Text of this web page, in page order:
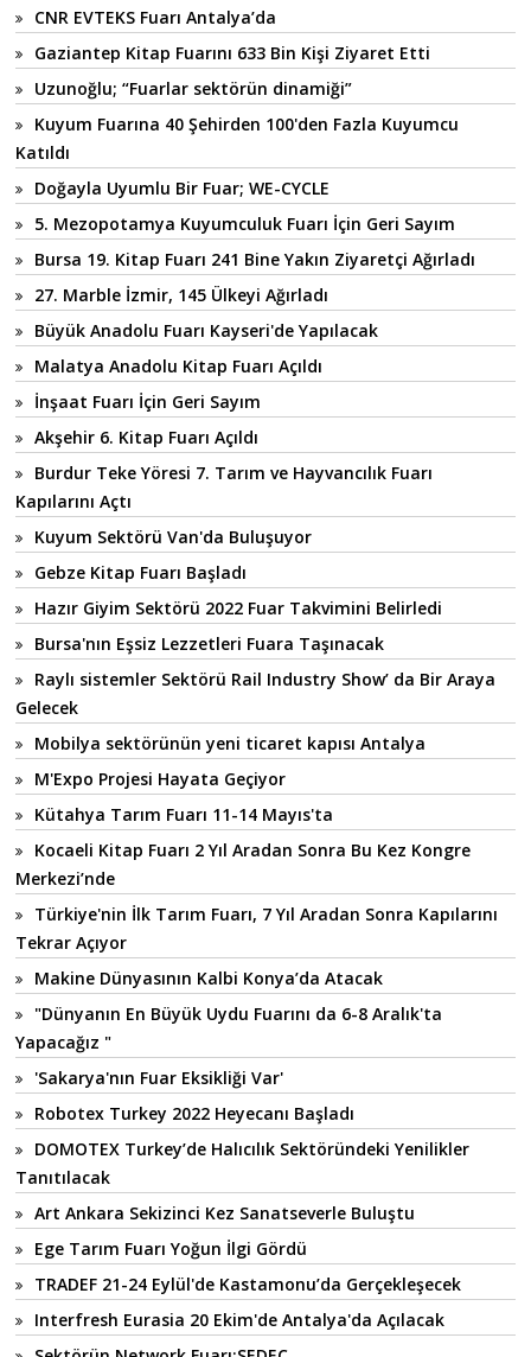
CNR EVTEKS Fuarı Antalya’da
Gaziantep Kitap Fuarını 633 Bin Kişi Ziyaret Etti
Uzunoğlu; “Fuarlar sektörün dinamiği”
Kuyum Fuarına 40 Şehirden 100'den Fazla Kuyumcu
Katıldı
Doğayla Uyumlu Bir Fuar; WE-CYCLE
5. Mezopotamya Kuyumculuk Fuarı İçin Geri Sayım
Bursa 19. Kitap Fuarı 241 Bine Yakın Ziyaretçi Ağırladı
27. Marble İzmir, 145 Ülkeyi Ağırladı
Büyük Anadolu Fuarı Kayseri'de Yapılacak
Malatya Anadolu Kitap Fuarı Açıldı
İnşaat Fuarı İçin Geri Sayım
Akşehir 6. Kitap Fuarı Açıldı
Burdur Teke Yöresi 7. Tarım ve Hayvancılık Fuarı
Kapılarını Açtı
Kuyum Sektörü Van'da Buluşuyor
Gebze Kitap Fuarı Başladı
Hazır Giyim Sektörü 2022 Fuar Takvimini Belirledi
Bursa'nın Eşsiz Lezzetleri Fuara Taşınacak
Raylı sistemler Sektörü Rail Industry Show’ da Bir Araya
Gelecek
Mobilya sektörünün yeni ticaret kapısı Antalya
M'Expo Projesi Hayata Geçiyor
Kütahya Tarım Fuarı 11-14 Mayıs'ta
Kocaeli Kitap Fuarı 2 Yıl Aradan Sonra Bu Kez Kongre
Merkezi’nde
Türkiye'nin İlk Tarım Fuarı, 7 Yıl Aradan Sonra Kapılarını
Tekrar Açıyor
Makine Dünyasının Kalbi Konya’da Atacak
"Dünyanın En Büyük Uydu Fuarını da 6-8 Aralık'ta
Yapacağız "
'Sakarya'nın Fuar Eksikliği Var'
Robotex Turkey 2022 Heyecanı Başladı
DOMOTEX Turkey’de Halıcılık Sektöründeki Yenilikler
Tanıtılacak
Art Ankara Sekizinci Kez Sanatseverle Buluştu
Ege Tarım Fuarı Yoğun İlgi Gördü
TRADEF 21-24 Eylül'de Kastamonu’da Gerçekleşecek
Interfresh Eurasia 20 Ekim'de Antalya'da Açılacak